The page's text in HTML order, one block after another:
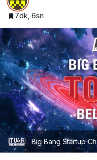
7dk, 6sn
Big Bang Startup